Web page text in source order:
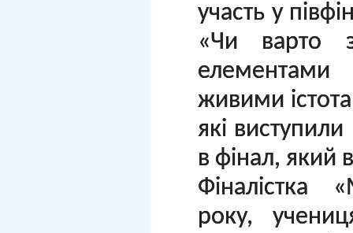
участь у
«Чи варто
елементами
живими
які
в фінал, який
Фіналістка
року,